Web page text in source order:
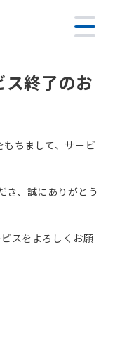
ス終了のお
ちまして、サービ
き、誠にありがとう
スをよろしくお願